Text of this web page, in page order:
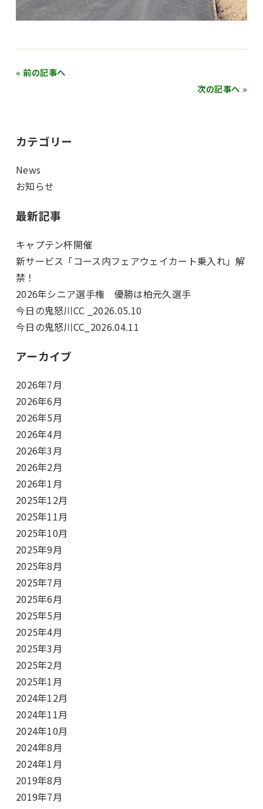
« 前の記事へ
次の記事へ »
カテゴリー
News
お知らせ
最新記事
キャプテン杯開催
新サービス「コース内フェアウェイカート乗入れ」解
禁！
2026年シニア選手権 優勝は柏元久選手
今日の鬼怒川CC _2026.05.10
今日の鬼怒川CC_2026.04.11
アーカイブ
2026年7月
2026年6月
2026年5月
2026年4月
2026年3月
2026年2月
2026年1月
2025年12月
2025年11月
2025年10月
2025年9月
2025年8月
2025年7月
2025年6月
2025年5月
2025年4月
2025年3月
2025年2月
2025年1月
2024年12月
2024年11月
2024年10月
2024年8月
2024年1月
2019年8月
2019年7月